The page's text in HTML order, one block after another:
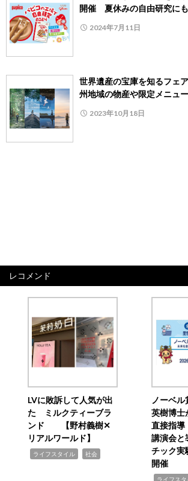
開催 夏休みの自由研究に
2024年7月11日
世界遺産の宝庫を知るフェ
州地域の物産や限定メニュー
2023年10月18日
レコメンド
LVに敗訴して人気が出
た ミルクティーブラ
ンド 【野村義樹✕
リアルワールド】
ライフスタイル 社会
ノーベル
英樹博士
直接指
講演会と
チック実
開催
ライフスタ